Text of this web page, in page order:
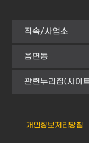
직속/사업소
읍면동
관련누리집(사이
개인정보처리방침